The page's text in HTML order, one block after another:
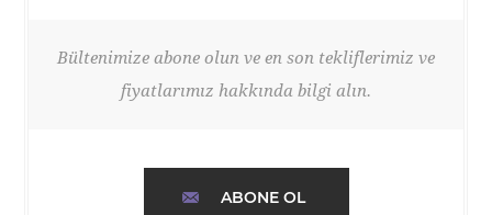
Bültenimize abone olun ve en son tekliflerimiz ve
fiyatlarımız hakkında bilgi alın.
ABONE OL